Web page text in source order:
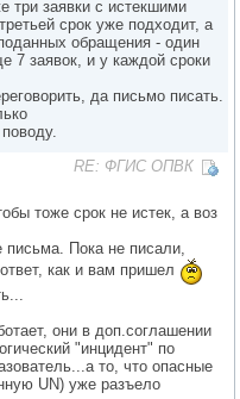
три заявки с истекшими
срок уже подходит, а
обращения - один
7 заявок, и у каждой сроки
да письмо писать.
RE: ФГИС ОПВК
тоже срок не истек, а воз
Пока не писали,
как и вам пришел
они в доп.соглашении
"инцидент" по
то, что опасные
UN) уже разъело